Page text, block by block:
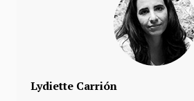
Lydiette Carrión